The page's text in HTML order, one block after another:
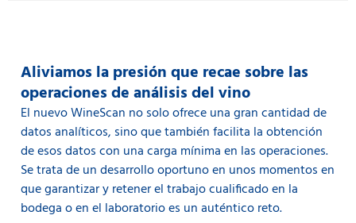
• Mediciones de SO 2 más rápidas y sencillas.
•Un sistema de flujo robusto que ayuda a manipular
con mayor facilidad muestras complicadas como, por
ejemplo, la uva.
Aliviamos la presión que recae sobre las
operaciones de análisis del vino
El nuevo WineScan no solo ofrece una gran cantidad de
datos analíticos, sino que también facilita la obtención
de esos datos con una carga mínima en las operaciones.
Se trata de un desarrollo oportuno en unos momentos en
que garantizar y retener el trabajo cualificado en la
bodega o en el laboratorio es un auténtico reto.